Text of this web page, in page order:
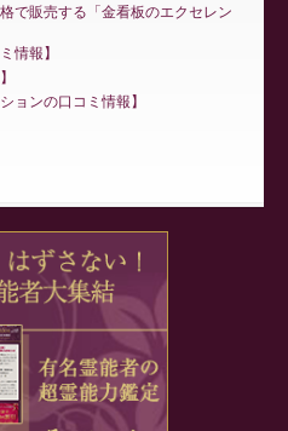
で販売する「金看板のエクセレン
情報
ョンの口コミ情報